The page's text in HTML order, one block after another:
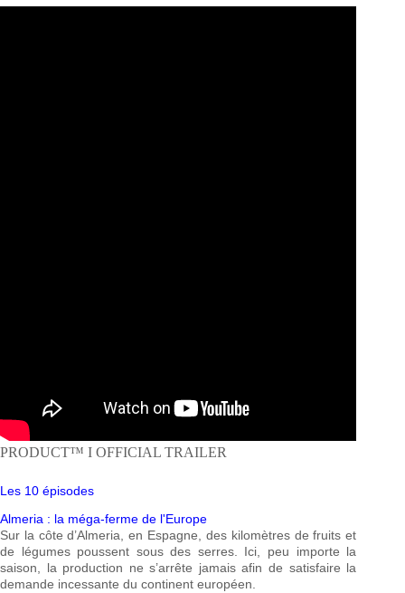
PRODUCT™ I OFFICIAL TRAILER
Les 10 épisodes
Almeria : la méga-ferme de l'Europe
Sur la côte d’Almeria, en Espagne, des kilomètres de fruits et
de légumes poussent sous des serres. Ici, peu importe la
saison, la production ne s’arrête jamais afin de satisfaire la
demande incessante du continent européen.